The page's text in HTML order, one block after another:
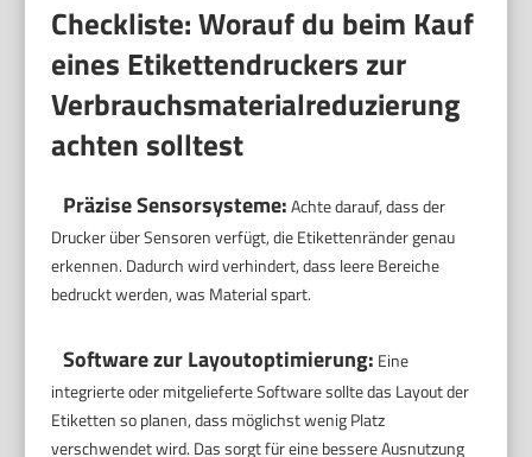
Checkliste: Worauf du beim Kauf
eines Etikettendruckers zur
Verbrauchsmaterialreduzierung
achten solltest
Präzise Sensorsysteme:Achte darauf, dass der
Drucker über Sensoren verfügt, die Etikettenränder genau
erkennen. Dadurch wird verhindert, dass leere Bereiche
bedruckt werden, was Material spart.
Software zur Layoutoptimierung: Eine
integrierte oder mitgelieferte Software sollte das Layout der
Etiketten so planen, dass möglichst wenig Platz
verschwendet wird. Das sorgt für eine bessere Ausnutzung